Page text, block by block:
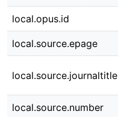
local.opus.id
local.source.epage
local.source.journaltitle
local.source.number